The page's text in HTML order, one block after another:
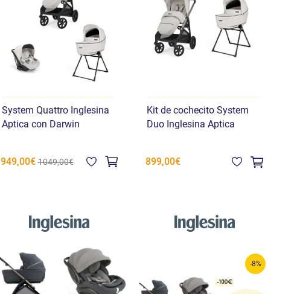
System Quattro Inglesina
Aptica con Darwin
949,00€ 1049,00€
Kit de cochecito System
Duo Inglesina Aptica
899,00€
-8%